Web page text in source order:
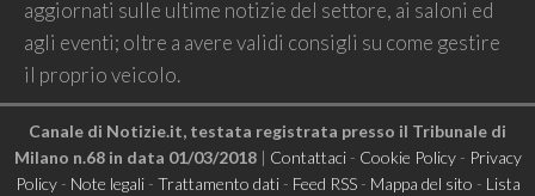
aggiornati sulle ultime notizie del settore, ai saloni ed
agli eventi; oltre a avere validi consigli su come gestire
il proprio veicolo.
Canale di Notizie.it, testata registrata presso il Tribunale di
Milano n.68 in data 01/03/2018| Contattaci- Cookie Policy- Privacy
Policy- Note legali- Trattamento dati- Feed RSS- Mappa del sito - Lista